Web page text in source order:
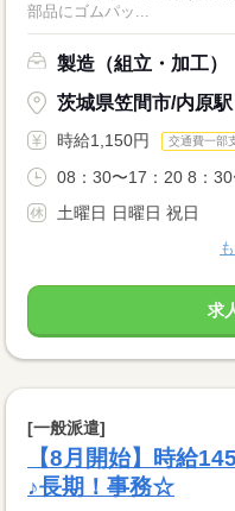
部品にゴムパッ...
製造（組立・加工）
茨城県笠間市/内原駅
時給1,150円 交通費一部
08：30〜17：20 8：
土曜日 日曜日 祝日
求
[一般派遣]
【8月開始】時給
♪長期！事務☆